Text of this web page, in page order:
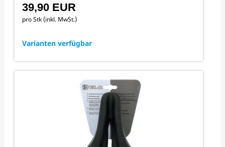
39,90 EUR
pro Stk (inkl. MwSt.)
Varianten verfügbar